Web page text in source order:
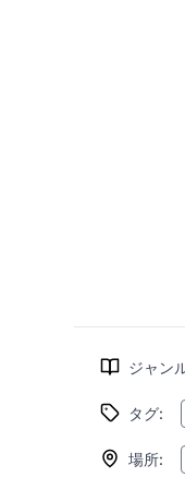
ジャン
タグ:
場所: